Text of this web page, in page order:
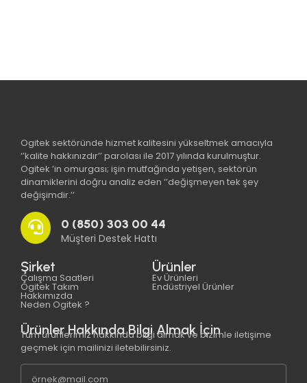
Ogitek sektöründe hizmet kalitesini yükseltmek amacıyla
‘’kalite hakkınızdır’’ parolası ile 2017 yılında kurulmuştur.
Ogitek ’in omurgası; işin mutfağında yetişen, sektörün
dinamiklerini doğru analiz eden ‘’değişmeyen tek şey
değişimdir.’’
0 (850) 303 00 44
Müşteri Destek Hattı
Şirket
Çalışma Saatleri
Ogitek Takım
Hakkımızda
Neden Ogitek ?
Ürünler
Ev Ürünleri
Endüstriyel Ürünler
Ürünler Hakkında Bilgi Almak İçin
Tüm ürünlerimiz hakkında bilgi almak ve bizimle iletişime
geçmek için mailinizi iletebilirsiniz.